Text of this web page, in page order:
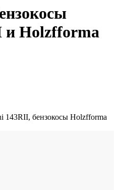
и Holzfforma
143RII, бензокосы Holzfforma